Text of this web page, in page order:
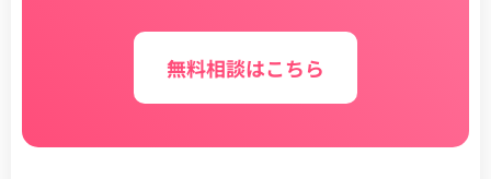
無料相談はこちら